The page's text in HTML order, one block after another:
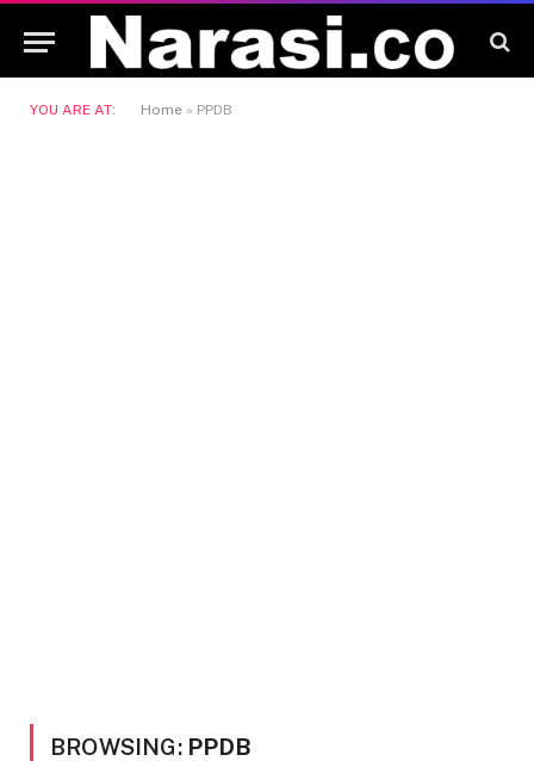
YOU ARE AT: Home » PPDB
BROWSING: PPDB